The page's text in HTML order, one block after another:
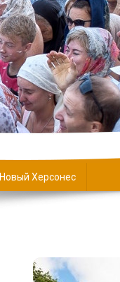
Новый Херсонес